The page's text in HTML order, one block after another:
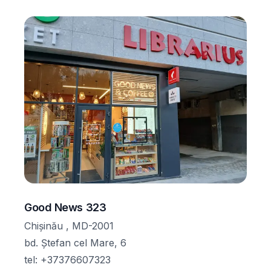
Good News 323
Chișinău , MD-2001
bd. Ștefan cel Mare, 6
tel: +37376607323